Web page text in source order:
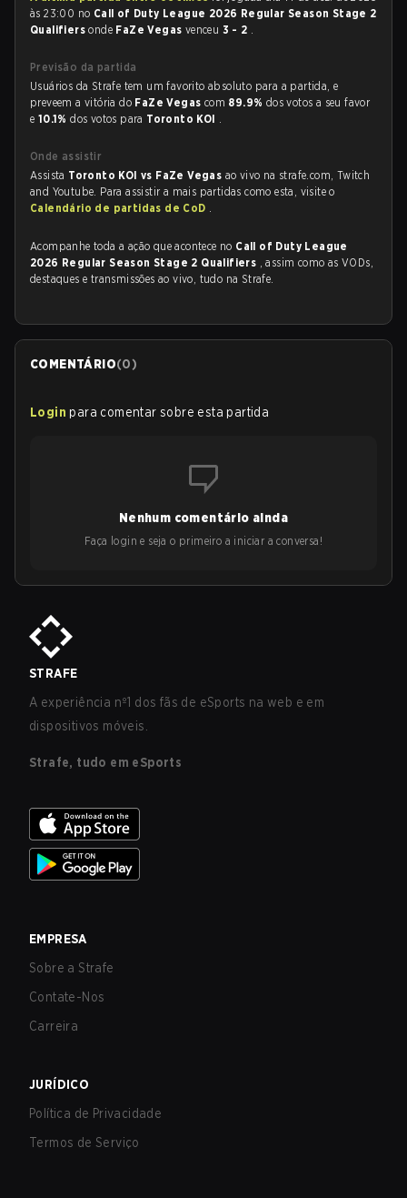
às 23:00 no Call of Duty League 2026 Regular Season Stage 2
Qualifiersonde FaZe Vegas venceu 3 - 2 .
Previsão da partida
Usuários da Strafe tem um favorito absoluto para a partida, e
preveem a vitória do FaZe Vegas com 89.9% dos votos a seu favor
e 10.1%dos votos para Toronto KOI .
Onde assistir
Assista Toronto KOI vs FaZe Vegas ao vivo na strafe.com, Twitch
and Youtube. Para assistir a mais partidas como esta, visite o
Calendário de partidas de CoD .
Acompanhe toda a ação que acontece no Call of Duty League
2026 Regular Season Stage 2 Qualifiers , assim como as VODs,
destaques e transmissões ao vivo, tudo na Strafe.
COMENTÁRIO(0)
Login para comentar sobre esta partida
Nenhum comentário ainda
Faça login e seja o primeiro a iniciar a conversa!
STRAFE
A experiência nº1 dos fãs de eSports na web e em
dispositivos móveis.
Strafe, tudo em eSports
EMPRESA
Sobre a Strafe
Contate-Nos
Carreira
JURÍDICO
Política de Privacidade
Termos de Serviço